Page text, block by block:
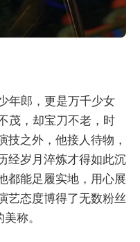
年郎，更是万千少女
茂，却宝刀不老，时
技之外，他接人待物，
经岁月淬炼才得如此沉
都能足履实地，用心展
艺态度博得了无数粉丝
称。